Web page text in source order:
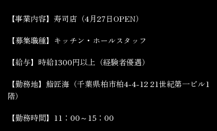
【事業内容】寿司店（4月27日OPEN）
【募集職種】キッチン・ホールスタッフ
【給与】時給1300円以上（経験者優遇）
【勤務地】鮨匠海（千葉県柏市柏4-4-12 21世紀第一ビル1
階）
【勤務時間】11：00～15：00